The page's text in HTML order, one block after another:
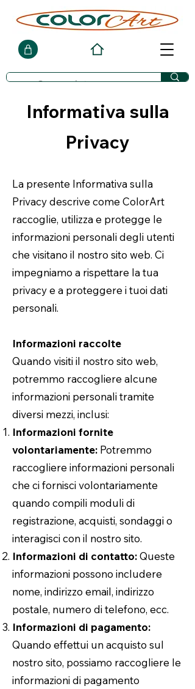
Informativa sulla
Privacy
La presente Informativa sulla
Privacy descrive come ColorArt
raccoglie, utilizza e protegge le
informazioni personali degli utenti
che visitano il nostro sito web. Ci
impegniamo a rispettare la tua
privacy e a proteggere i tuoi dati
personali.
Informazioni raccolte
Quando visiti il nostro sito web,
potremmo raccogliere alcune
informazioni personali tramite
diversi mezzi, inclusi:
Informazioni fornite
volontariamente: Potremmo
raccogliere informazioni personali
che ci fornisci volontariamente
quando compili moduli di
registrazione, acquisti, sondaggi o
interagisci con il nostro sito.
Informazioni di contatto:Queste
informazioni possono includere
nome, indirizzo email, indirizzo
postale, numero di telefono, ecc.
Informazioni di pagamento:
Quando effettui un acquisto sul
nostro sito, possiamo raccogliere le
informazioni di pagamento